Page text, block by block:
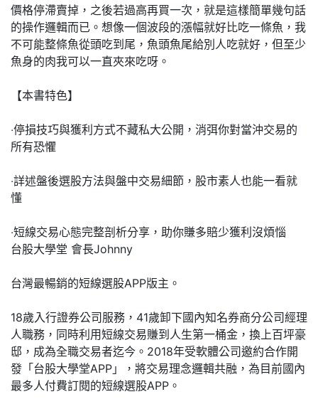
價格停滯賣掉，之後若過高再買一次，就是這樣簡單幾句話
的操作邏輯而已。想像一個波段的漲幅就好比吃一條魚，我
不可能整條魚從頭吃到尾，魚頭魚尾給別人吃就好，但至少
魚身的肉我可以一直夾來吃呀。
【本書特色】
‧停損技巧與獲利方式不藏私大公開，消弭你對當沖交易的
所有恐懼
‧詳述盤後選股方法與盤中交易細節，股市素人也能一看就
懂
‧短線交易心態完整剖析分享，助你賺多賠少獲利沒煩惱
台股大學堂 會長Johnny
台灣最暢銷的短線選股APP版主。
18歲入行證券公司服務，41歲卸下國內知名券商分公司經理
人職務，同時利用短線交易賺到人生第一桶金，換上百坪豪
邸，成為全職交易者迄今。2018年受軟體公司邀約合作開
發「台股大學堂APP」，將交易理念邏輯共融，為目前國內
最多人付費訂閱的短線選股APP。